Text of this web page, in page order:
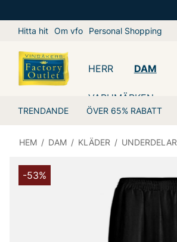
Hitta hit Om vfo Personal Shopping
HERR DAM
TRENDANDE ÖVER 65% RABATT
VARUMÄRKEN
HEM / DAM / KLÄDER / UNDERDELAR
-53%